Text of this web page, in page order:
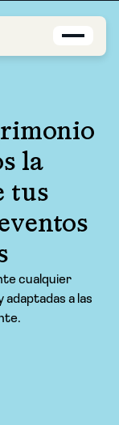
la
tus
cualquier
a las